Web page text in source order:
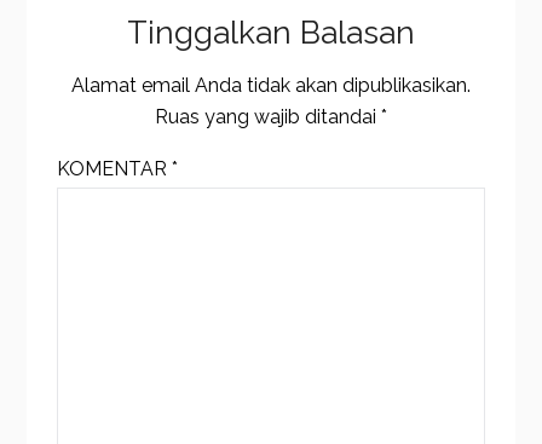
Tinggalkan Balasan
Alamat email Anda tidak akan dipublikasikan.
Ruas yang wajib ditandai *
KOMENTAR*